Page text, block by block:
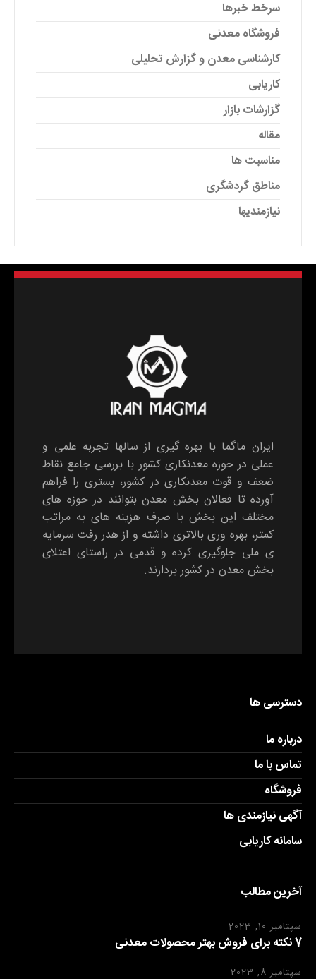
سرخط خبرها
فروشگاه معدنی
کارشناسی معدن و گزارش تحلیلی
کاریابی
گزارشات بازار
مقاله
مناسبت ها
مناطق گردشگری
نیازمندیها
ایران ماگما با بهره گیری از سالها تجربه علمی و
عملی در حوزه معدنکاری کشور با بررسی جامع نقاط
ضعف و قوت معدنکاری در کشور، بستری را فراهم
آورده تا فعالان بخش معدن بتوانند در حوزه های
مختلف این بخش با صرف هزینه های به مراتب
کمتر، بهره وری بالاتری داشته و از هدر رفت سرمایه
ی ملی جلوگیری کرده و قدمی در راستای اعتلای
بخش معدن در کشور بردارند.
دسترسی ها
درباره ما
تماس با ما
فروشگاه
آگهی نیازمندی ها
سامانه کاریابی
آخرین مطالب
سپتامبر 10, 2023
7 نکته برای فروش بهتر محصولات معدنی
سپتامبر 8, 2023